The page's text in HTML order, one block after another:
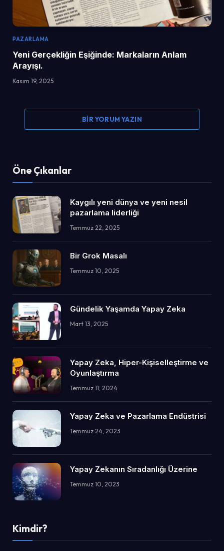
PAZARLAMA
Yeni Gerçekliğin Eşiğinde: Markaların Anlam
Arayışı.
Kasım 19, 2025
BIR YORUM YAZIN
Öne Çıkanlar
Kaygılı yeni dünya ve yeni nesil
pazarlama liderliği
Temmuz 22, 2025
Bir Grok Masalı
Temmuz 10, 2025
Gündelik Yaşamda Yapay Zeka
Mart 13, 2025
Yapay Zeka, Hiper-Kişiselleştirme ve
Oyunlaştırma
Temmuz 11, 2024
Yapay Zeka ve Pazarlama Endüstrisi
Temmuz 24, 2023
Yapay Zekanın Sıradanlığı Üzerine
Temmuz 10, 2023
Kimdir?